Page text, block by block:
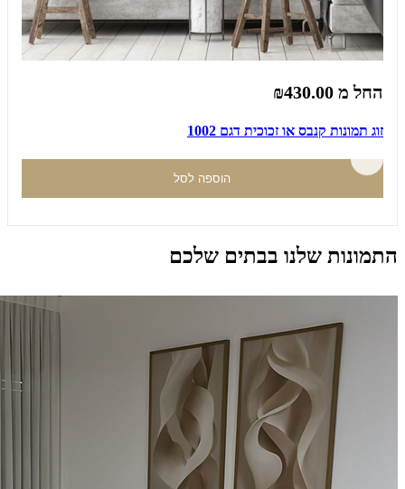
החל מ ₪430.00
זוג תמונות קנבס או זכוכית דגם 1002
הוספה לסל
התמונות שלנו בבתים שלכם